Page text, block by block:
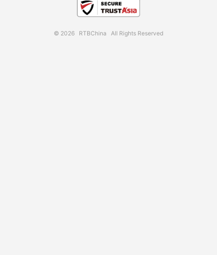
© 2026 RTBChina All Rights Reserved